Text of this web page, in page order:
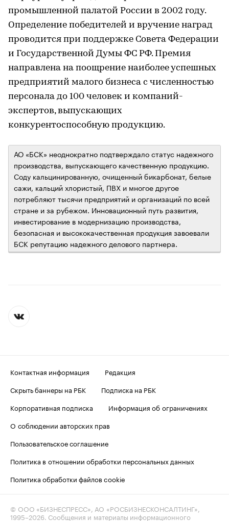
промышленной палатой России в 2002 году.
Определение победителей и вручение наград
проводится при поддержке Совета Федерации
и Государственной Думы ФС РФ. Премия
направлена на поощрение наиболее успешных
предприятий малого бизнеса с численностью
персонала до 100 человек и компаний-
экспертов, выпускающих
конкурентоспособную продукцию.
АО «БСК» неоднократно подтверждало статус надежного
производства, выпускающего качественную продукцию.
Соду кальцинированную, очищенный бикарбонат, белые
сажи, кальций хлористый, ПВХ и многое другое
потребляют тысячи предприятий и организаций по всей
стране и за рубежом. Инновационный путь развития,
инвестирование в модернизацию производства,
безопасная и высококачественная продукция завоевали
БСК репутацию надежного делового партнера.
Контактная информация
Редакция
Скрыть баннеры на РБК
Подписка на РБК
Корпоративная подписка
Информация об ограничениях
О соблюдении авторских прав
Пользовательское соглашение
Политика в отношении обработки персональных данных
Политика обработки файлов cookie
© ООО «БИЗНЕСПРЕСС», АО «РОСБИЗНЕСКОНСАЛТИНГ»,
1995–2026 . Сообщения и материалы информационного